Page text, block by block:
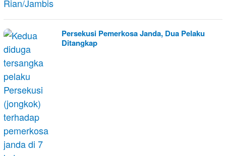
Persekusi Pemerkosa Janda, Dua Pelaku
Ditangkap